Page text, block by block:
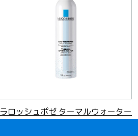
ラロッシュポゼ ターマルウォーター